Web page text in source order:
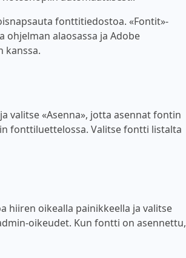
fonttitiedostoa. «Fontit»-
ohjelman alaosassa ja Adobe
kanssa.
valitse «Asenna», jotta asennat fontin
fonttiluettelossa. Valitse fontti listalta
hiiren oikealla painikkeella ja valitse
oikeudet. Kun fontti on asennettu,